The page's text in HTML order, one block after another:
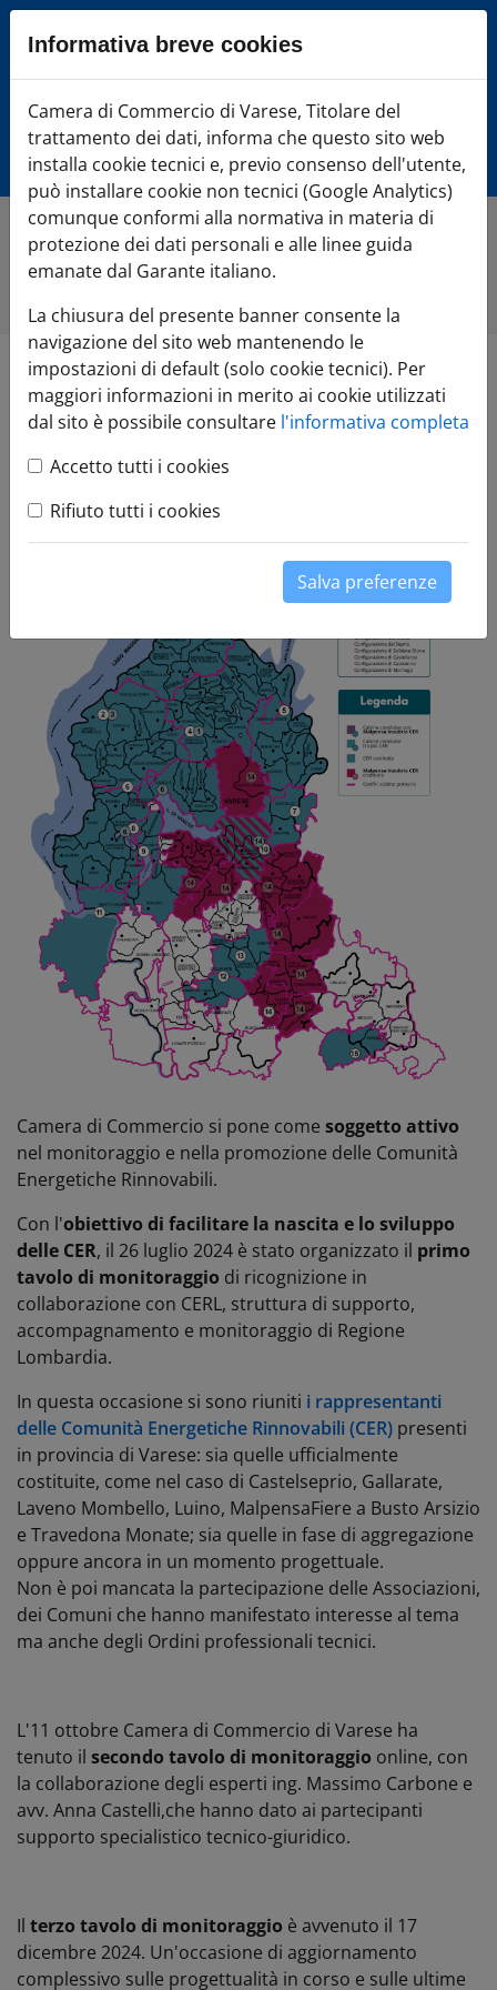
Sezione salto blocchi
Vai alla sezione dedicata alle informazioni correlate
Vai al footer
Camera di Commercio Varese
Home»Di cosa hai bisogno?»DIGITALIZZA l'impresa
Sostenibilità» Comunità Energetiche Rinnovabili - CER
Monitoraggio CER
Monitoraggio CER
Camera di Commercio si pone come soggetto attivo
nel monitoraggio e nella promozione delle Comunità
Energetiche Rinnovabili.
Con l'obiettivo di facilitare la nascita e lo sviluppo
delle CER, il 26 luglio 2024 è stato organizzato il primo
tavolo di monitoraggio di ricognizione in
collaborazione con CERL, struttura di supporto,
accompagnamento e monitoraggio di Regione
Lombardia.
In questa occasione si sono riuniti i rappresentanti
delle Comunità Energetiche Rinnovabili (CER) presenti
in provincia di Varese: sia quelle ufficialmente
costituite, come nel caso di Castelseprio, Gallarate,
Laveno Mombello, Luino, MalpensaFiere a Busto Arsizio
e Travedona Monate; sia quelle in fase di aggregazione
oppure ancora in un momento progettuale.
Non è poi mancata la partecipazione delle Associazioni,
dei Comuni che hanno manifestato interesse al tema
ma anche degli Ordini professionali tecnici.
L'11 ottobre Camera di Commercio di Varese ha
tenuto il secondo tavolo di monitoraggio online, con
la collaborazione degli esperti ing. Massimo Carbone e
avv. Anna Castelli,che hanno dato ai partecipanti
supporto specialistico tecnico-giuridico.
Il terzo tavolo di monitoraggio è avvenuto il 17
dicembre 2024. Un'occasione di aggiornamento
complessivo sulle progettualità in corso e sulle ultime
Informativa breve cookies
Camera di Commercio di Varese, Titolare del
trattamento dei dati, informa che questo sito web
installa cookie tecnici e, previo consenso dell'utente,
può installare cookie non tecnici (Google Analytics)
comunque conformi alla normativa in materia di
protezione dei dati personali e alle linee guida
emanate dal Garante italiano.
La chiusura del presente banner consente la
navigazione del sito web mantenendo le
impostazioni di default (solo cookie tecnici). Per
maggiori informazioni in merito ai cookie utilizzati
dal sito è possibile consultare l'informativa completa
Accetto tutti i cookies
Rifiuto tutti i cookies
Salva preferenze